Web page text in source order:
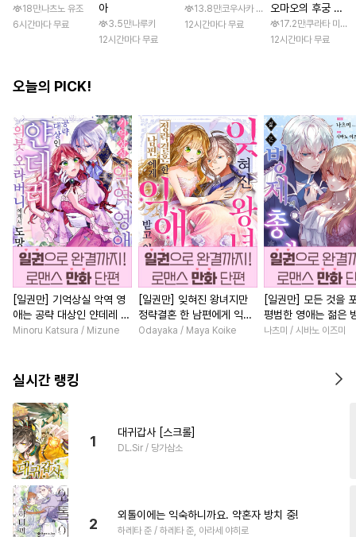
18만나츠노 유조
6시간마다 무료
아
3.5만나루키
12시간마다 무료
13.8만코우사카 리토 / 아기토기 아쿠미
12시간마다 무료
오마오의 후궁 수
수께끼 풀이수첩)
17.2만쿠라타 미노
12시간마다 무료
오늘의 PICK!
[일권만] 기억상실 악역 영
애는 공략 대상인 얀데레 의
붓 오라버니에게서 도망칠
Minoru Katsura / Mizune
[일권만] 잊혀진 왕녀지만
정략결혼 한 남편에게 익애
받고 있습니다 [단행본]
Odayaka / Maya Koike
[일권만] 모든 것을
평범한 영애는 젊은
총애를 받는다 [단행
나츠미 / 시바노 이즈미
실시간 랭킹
1
대귀갑사 [스크롤]
DL.Sir / 당가삼소
2
외톨이에는 익숙하니까요. 약혼자 방치 중!
하레타 준 / 하레타 준, 아라세 야히로